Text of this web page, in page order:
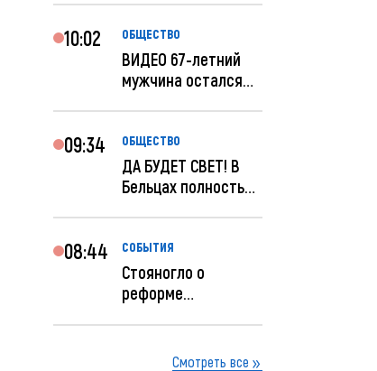
10:02 ОБЩЕСТВО
ВИДЕО 67-летний
мужчина остался
09:34 ОБЩЕСТВО
ДА БУДЕТ СВЕТ! В
Бельцах полностью
08:44 СОБЫТИЯ
Стояногло о
реформе
реформир...Смотреть все